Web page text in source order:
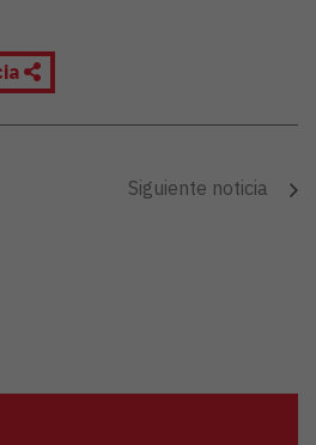
Siguiente noticia